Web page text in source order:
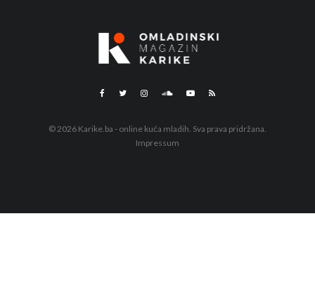
© 2026 Karike.ba - online kuća mladih. Sva prava pridržana.
Impressum